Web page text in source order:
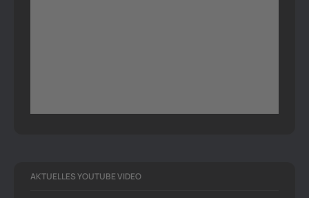
AKTUELLES YOUTUBE VIDEO